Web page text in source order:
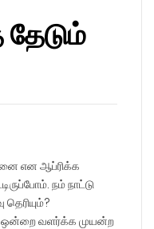
என ஆப்ரிக்க
நம் நாட்டு
ஒன்றை வளர்க்க முயன்ற